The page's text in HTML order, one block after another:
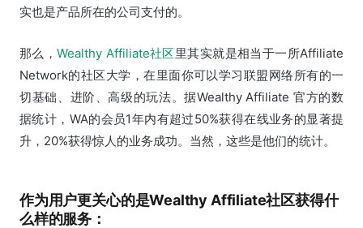
实也是产品所在的公司支付的。
那么，Wealthy Affiliate社区里其实就是相当于一所Affiliate
Network的社区大学，在里面你可以学习联盟网络所有的一
切基础、进阶、高级的玩法。据Wealthy Affiliate 官方的数
据统计，WA的会员1年内有超过50%获得在线业务的显著提
升，20%获得惊人的业务成功。当然，这些是他们的统计。
作为用户更关心的是Wealthy Affiliate社区获得什
么样的服务：